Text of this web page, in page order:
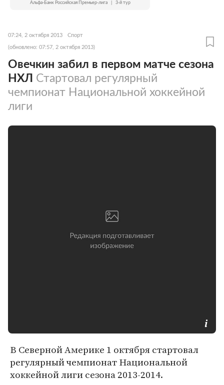
Альфа-Банк Российская Премьер-лига 3-й тур
07:24, 2 октября 2013 Спорт
(обновлено: 07:57, 2 октября 2013)
Овечкин забил в первом матче сезона
НХЛ Стартовал регулярный
чемпионат Национальной хоккейной
лиги
В Северной Америке 1 октября стартовал
регулярный чемпионат Национальной
хоккейной лиги сезона 2013-2014.